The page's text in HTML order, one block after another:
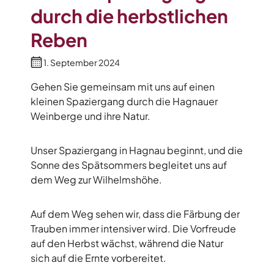
durch die herbstlichen
Reben
1. September 2024
Gehen Sie gemeinsam mit uns auf einen
kleinen Spaziergang durch die Hagnauer
Weinberge und ihre Natur.
Unser Spaziergang in Hagnau beginnt, und die
Sonne des Spätsommers begleitet uns auf
dem Weg zur Wilhelmshöhe.
Auf dem Weg sehen wir, dass die Färbung der
Trauben immer intensiver wird. Die Vorfreude
auf den Herbst wächst, während die Natur
sich auf die Ernte vorbereitet.